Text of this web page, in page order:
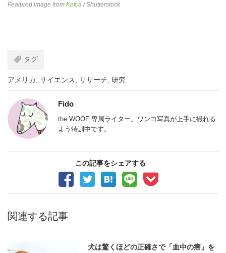
Featured image from Kefca/ Shutterstock
タグ
アメリカ サイエンス リサーチ 研究
Fido
the WOOF 専属ライター。ワンコ写真が上手に撮れる
よう特訓中です。
この記事をシェアする
関連する記事
犬は驚くほどの正確さで「血中の癌」を